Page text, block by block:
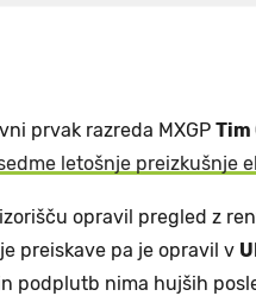
prvak razreda MXGP Tim
letošnje preizkušnje
opravil pregled z
preiskave pa je opravil v
podplutb nima hujših